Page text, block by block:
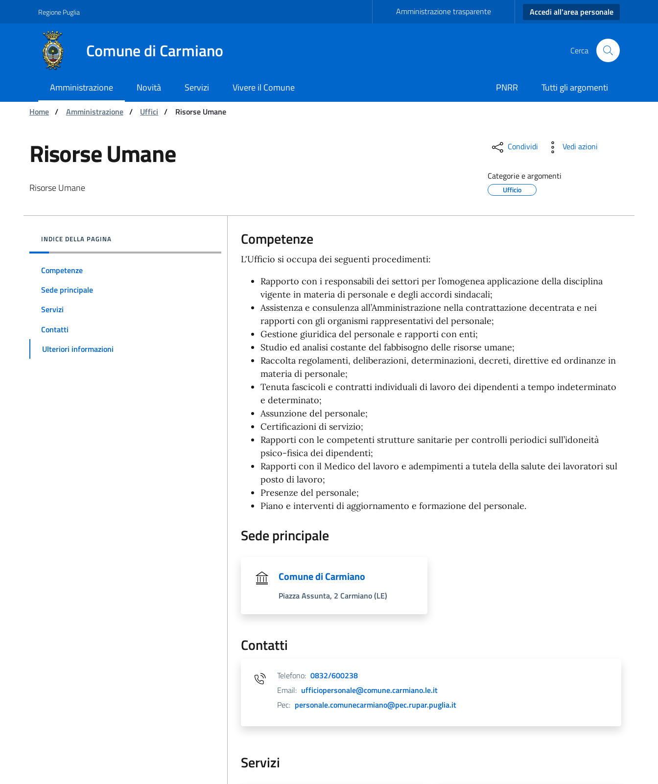
Navigazione
Salta al contenuto
Regione Puglia Amministrazione trasparente Accedi all'area personale
Comune di Carmiano Cerca
Amministrazione Novità Servizi Vivere il Comune PNRR
Tutti gli argomenti
Ti trovi in:
Home / Amministrazione / Uffici / Risorse Umane
Risorse Umane - Comune di Carmiano
Risorse Umane
Risorse Umane
Condividi Vedi azioni
Categorie e argomenti
Ufficio
INDICE DELLA PAGINA
Competenze
Sede principale
Servizi
Contatti
Ulteriori informazioni
Competenze
L'Ufficio si occupa dei seguenti procedimenti:
Rapporto con i responsabili dei settori per l’omogenea applicazione della disciplina
vigente in materia di personale e degli accordi sindacali;
Assistenza e consulenza all’Amministrazione nella contrattazione decentrata e nei
rapporti con gli organismi rappresentativi del personale;
Gestione giuridica del personale e rapporti con enti;
Studio ed analisi costante del fabbisogno delle risorse umane;
Raccolta regolamenti, deliberazioni, determinazioni, decreti, direttive ed ordinanze in
materia di personale;
Tenuta fascicoli e contratti individuali di lavoro dei dipendenti a tempo indeterminato
e determinato;
Assunzione del personale;
Certificazioni di servizio;
Rapporti con le competenti strutture sanitarie per controlli periodici sull’idoneità
psico-fisica dei dipendenti;
Rapporti con il Medico del lavoro e adempimenti a tutela della salute dei lavoratori sul
posto di lavoro;
Presenze del personale;
Piano e interventi di aggiornamento e formazione del personale.
Sede principale
Comune di Carmiano
Piazza Assunta, 2 Carmiano (LE)
Contatti
Telefono: 0832/600238
Email: ufficiopersonale@comune.carmiano.le.it
Pec: personale.comunecarmiano@pec.rupar.puglia.it
Servizi